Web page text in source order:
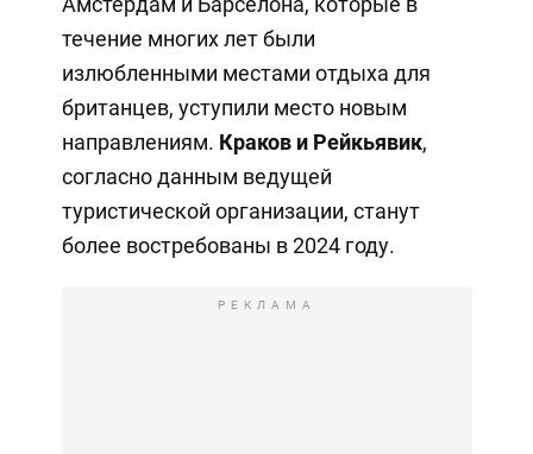
течение многих лет были
излюбленными местами отдыха для
британцев, уступили место новым
направлениям. Краков и Рейкьявик,
согласно данным ведущей
туристической организации, станут
более востребованы в 2024 году.
РЕКЛАМА